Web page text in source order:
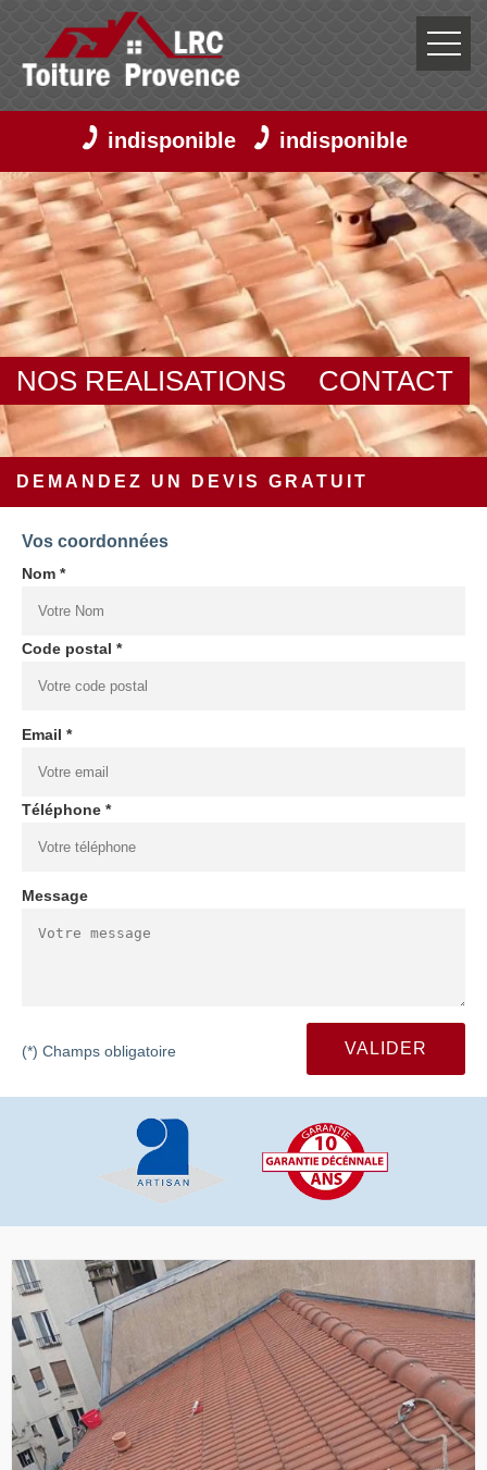
indisponible indisponible
NOS REALISATIONS CONTACT
DEMANDEZ UN DEVIS GRATUIT
Vos coordonnées
Nom *
Code postal *
Email *
Téléphone *
Message
(*) Champs obligatoire